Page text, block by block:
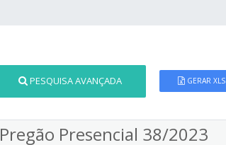
PESQUISA AVANÇADA GERAR XLS
Pregão Presencial 38/2023